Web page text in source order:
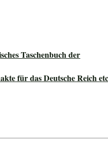
Taschenbuch der
für das Deutsche Reich